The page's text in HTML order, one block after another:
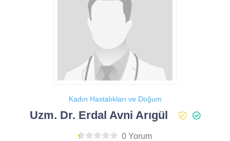
Kadın Hastalıkları ve Doğum
Uzm. Dr. Erdal Avni Arıgül
0 Yorum